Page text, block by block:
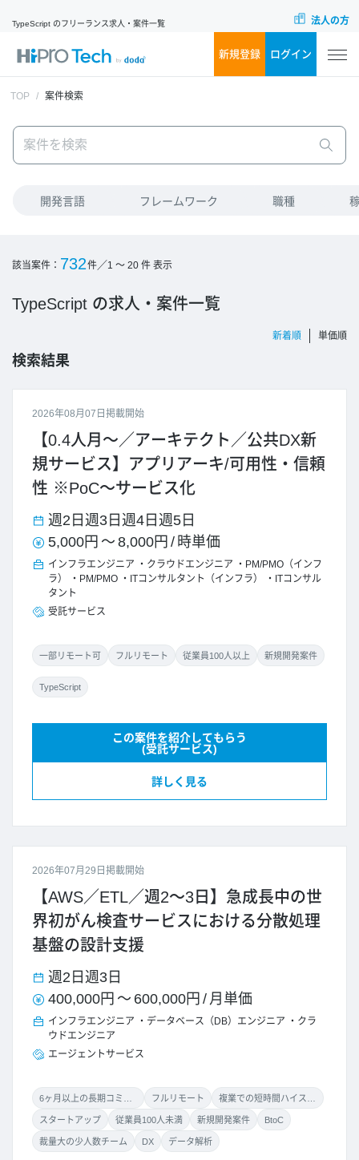
TypeScript のフリーランス求人・案件一覧 法人の方
新規登録 ログイン
TOP 案件検索
開発言語 フレームワーク 職種
該当案件： 732件／1 ～ 20 件 表示
TypeScript の求人・案件一覧
新着順 単価順
検索結果
2026年08月07日掲載開始
【0.4人月～／アーキテクト／公共DX新
規サービス】アプリアーキ/可用性・信頼
性 ※PoC～サービス化
週2日 週3日 週4日 週5日
5,000円 ～ 8,000円 / 時単価
インフラエンジニア クラウドエンジニア
PM/PMO（インフ
ラ）
PM/PMO ITコンサルタント（インフラ）
ITコンサル
タント
受託サービス
一部リモート可 フルリモート 従業員100人以上 新規開発案件
TypeScript
詳しく見る
この案件を紹介してもらう
(受託サービス)
2026年07月29日掲載開始
【AWS／ETL／週2～3日】急成長中の世
界初がん検査サービスにおける分散処理
基盤の設計支援
週2日 週3日
400,000円 ～ 600,000円 / 月単価
インフラエンジニア データベース（DB）エンジニア
クラ
ウドエンジニア
エージェントサービス
フルリモート
スタートアップ 従業員100人未満 新規開発案件 BtoC
裁量大の少人数チーム DX データ解析